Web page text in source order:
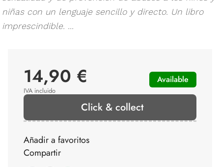
niñas con un lenguaje sencillo y directo. Un libro
imprescindible. ...
14,90 €
IVA incluido
Available
Click & collect
Añadir a favoritos
Compartir